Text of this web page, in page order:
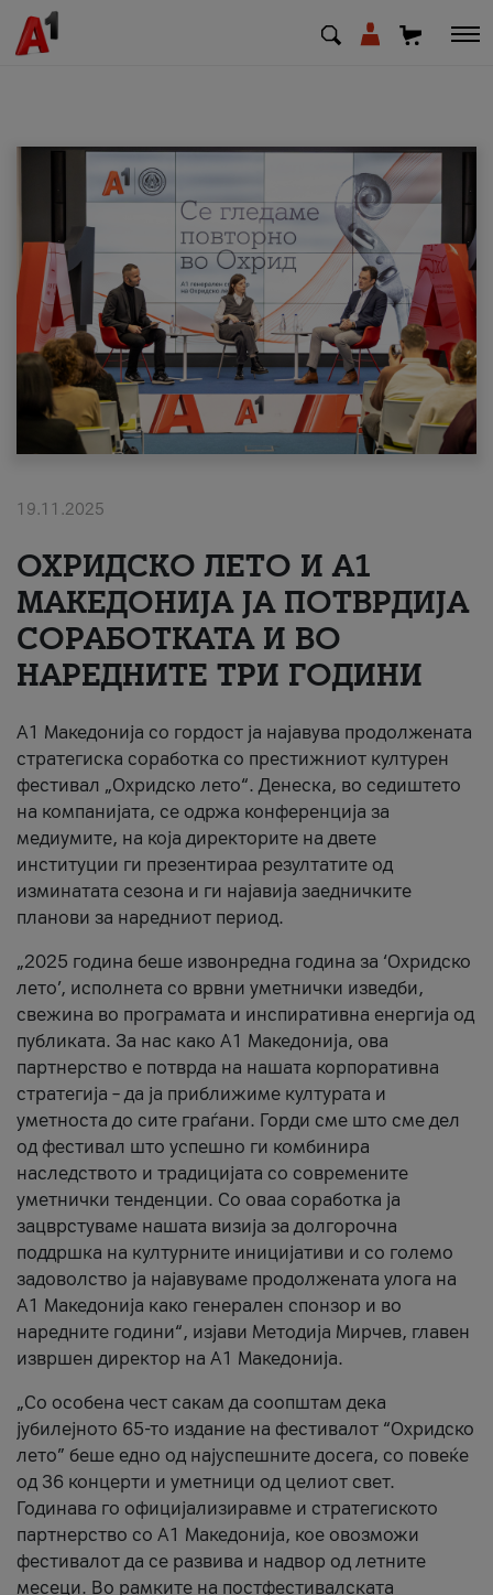
МК SQ
Приватни Деловни
Поддршка
Надополни кредит
#ПодобарОнлајн
19.11.2025
ОХРИДСКО ЛЕТО И A1
МАКЕДОНИЈА ЈА ПОТВРДИЈА
СОРАБОТКАТА И ВО
НАРЕДНИТЕ ТРИ ГОДИНИ
A1 Македонија со гордост ја најавува продолжената
стратегиска соработка со престижниот културен
фестивал „Охридско лето“. Денеска, во седиштето
на компанијата, се одржа конференција за
медиумите, на која директорите на двете
институции ги презентираа резултатите од
изминатата сезона и ги најавија заедничките
планови за наредниот период.
„2025 година беше извонредна година за ‘Охридско
лето’, исполнета со врвни уметнички изведби,
свежина во програмата и инспиративна енергија од
публиката. За нас како A1 Македонија, ова
партнерство е потврда на нашата корпоративна
стратегија – да ја приближиме културата и
уметноста до сите граѓани. Горди сме што сме дел
од фестивал што успешно ги комбинира
наследството и традицијата со современите
уметнички тенденции. Со оваа соработка ја
зацврстуваме нашата визија за долгорочна
поддршка на културните иницијативи и со големо
задоволство ја најавуваме продолжената улога на
A1 Македонија како генерален спонзор и во
наредните години“, изјави Методија Мирчев, главен
извршен директор на A1 Македонија.
„Со особена чест сакам да соопштам дека
јубилејното 65-то издание на фестивалот “Охридско
лето” беше едно од најуспешните досега, со повеќе
од 36 концерти и уметници од целиот свет.
Годинава го официјализиравме и стратегиското
партнерство со А1 Македонија, кое овозможи
фестивалот да се развива и надвор од летните
месеци. Во рамките на постфестивалската